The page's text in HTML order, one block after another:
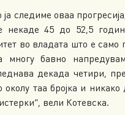
ја следиме оваа
некаде 45 до 52,5
во владата што е
многу бавно
декада четири,
околу таа бројка и
вели Котевска.